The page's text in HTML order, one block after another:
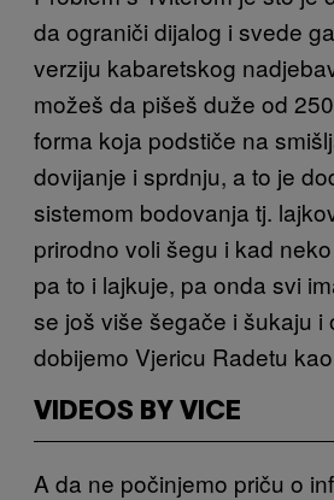
da ograniči dijalog i svede
verziju kabaretskog
možeš da pišeš duže od
forma koja podstiče na
dovijanje i sprdnju, a to je
sistemom bodovanja tj.
prirodno voli šegu i kad
pa to i lajkuje, pa onda svi
se još više šegače i šukaju i
dobijemo Vjericu Radetu
VIDEOS BY VICE
A da ne počinjemo priču o